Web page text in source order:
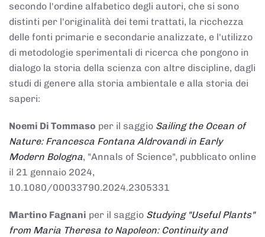
secondo l'ordine alfabetico degli autori, che si sono
distinti per l'originalità dei temi trattati, la ricchezza
delle fonti primarie e secondarie analizzate, e l'utilizzo
di metodologie sperimentali di ricerca che pongono in
dialogo la storia della scienza con altre discipline, dagli
studi di genere alla storia ambientale e alla storia dei
saperi:
Noemi Di Tommaso per il saggio Sailing the Ocean of
Nature: Francesca Fontana Aldrovandi in Early
Modern Bologna, "Annals of Science", pubblicato online
il 21 gennaio 2024,
10.1080/00033790.2024.2305331
Martino Fagnani per il saggio Studying "Useful Plants"
from Maria Theresa to Napoleon: Continuity and